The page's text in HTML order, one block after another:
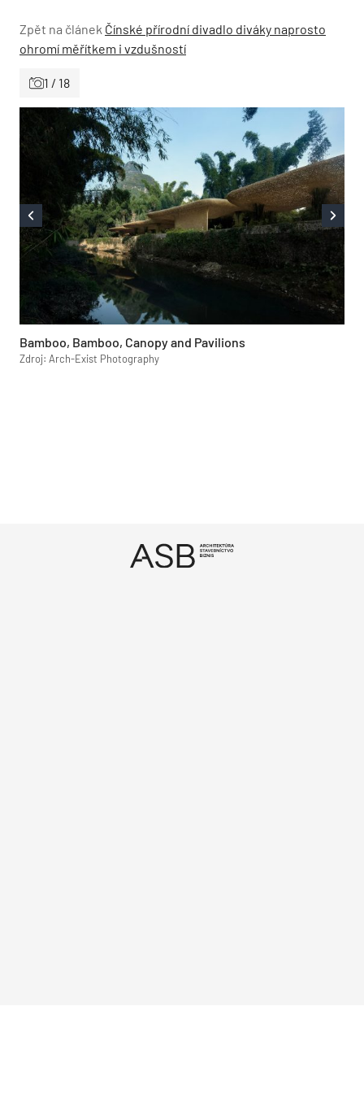
Zpět na článek Čínské přírodní divadlo diváky naprosto
ohromí měřítkem i vzdušností
1 / 18
Bamboo, Bamboo, Canopy and Pavilions
Zdroj: Arch-Exist Photography